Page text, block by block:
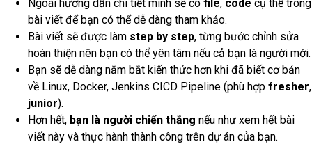
Ngoài hướng dẫn chi tiết mình sẽ có file, code cụ thể trong
bài viết để bạn có thể dễ dàng tham khảo.
Bài viết sẽ được làm step by step, từng bước chỉnh sửa
hoàn thiện nên bạn có thể yên tâm nếu cả bạn là người mới.
Bạn sẽ dễ dàng nắm bắt kiến thức hơn khi đã biết cơ bản
về Linux, Docker, Jenkins CICD Pipeline (phù hợp fresher,
junior).
Hơn hết, bạn là người chiến thắng nếu như xem hết bài
viết này và thực hành thành công trên dự án của bạn.